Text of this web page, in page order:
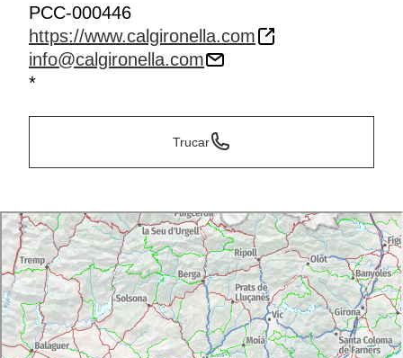
PCC-000446
https://www.calgironella.com
info@calgironella.com
*
Trucar